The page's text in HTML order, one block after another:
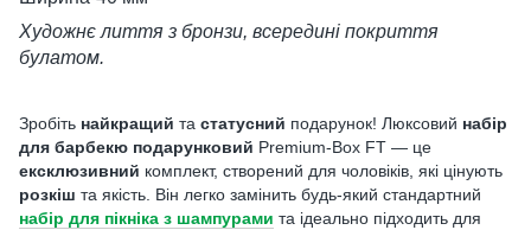
Художнє лиття з бронзи, всередині покриття
булатом.
Зробіть найкращий та статусний подарунок! Люксовий набір
для барбекю подарунковий Premium-Box FT — це
ексклюзивний комплект, створений для чоловіків, які цінують
розкіш та якість. Він легко замінить будь-який стандартний
набір для пікніка з шампурами та ідеально підходить для